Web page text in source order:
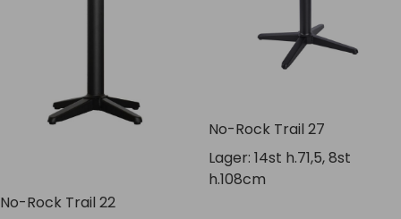
No-Rock Trail 22
No-Rock Trail 27
Lager: 14st h.71,5, 8st
h.108cm